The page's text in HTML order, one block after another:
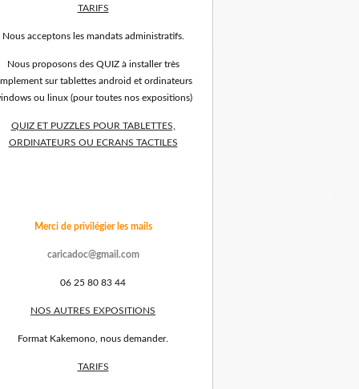
TARIFS
Nous acceptons les mandats administratifs.
Nous proposons des QUIZ à installer très
sur tablettes android et ordinateurs
ou linux (pour toutes nos expositions)
QUIZ ET PUZZLES POUR TABLETTES,
ORDINATEURS OU ECRANS TACTILES
Merci de privilégier les mails
caricadoc@gmail.com
06 25 80 83 44
NOS AUTRES EXPOSITIONS
Format Kakemono, nous demander.
TARIFS